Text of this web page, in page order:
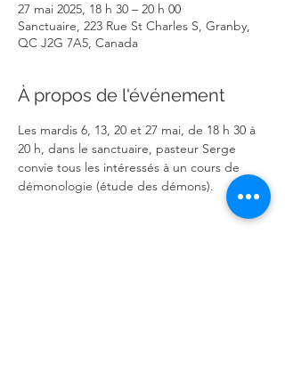
27 mai 2025, 18 h 30 – 20 h 00
Sanctuaire, 223 Rue St Charles S, Granby,
QC J2G 7A5, Canada
À propos de l'événement
Les mardis 6, 13, 20 et 27 mai, de 18 h 30 à
20 h, dans le sanctuaire, pasteur Serge
convie tous les intéressés à un cours de
démonologie (étude des démons).